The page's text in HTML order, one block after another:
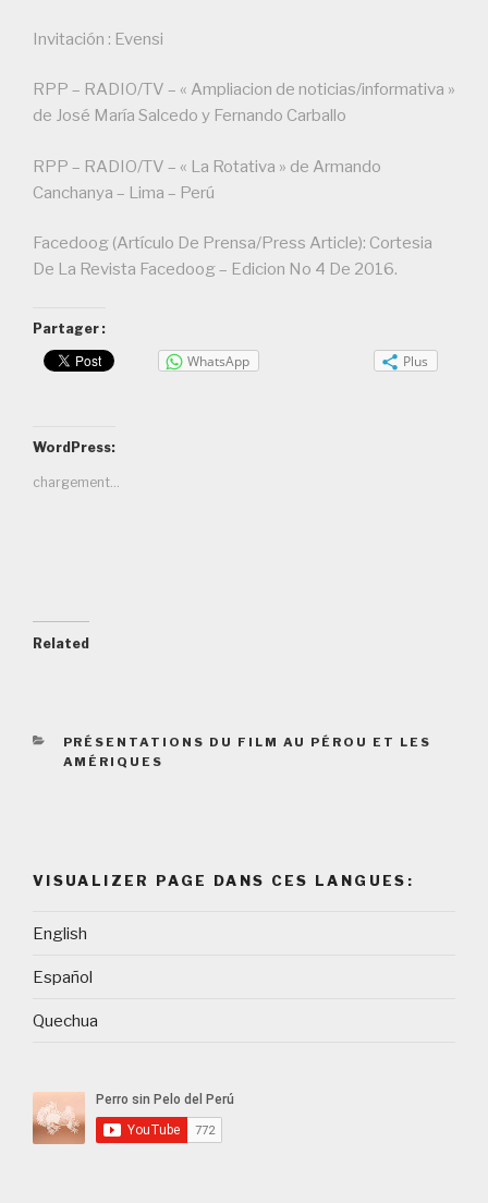
Invitación : Evensi
RPP – RADIO/TV – « Ampliacion de noticias/informativa »
de José María Salcedo y Fernando Carballo
RPP – RADIO/TV – « La Rotativa » de Armando
Canchanya – Lima – Perú
Facedoog (Artículo De Prensa/Press Article): Cortesia
De La Revista Facedoog – Edicion No 4 De 2016.
Partager :
WhatsApp Plus
WordPress:
chargement…
Related
CATEGORIES
PRÉSENTATIONS DU FILM AU PÉROU ET LES
AMÉRIQUES
VISUALIZER PAGE DANS CES LANGUES:
English
Español
Quechua